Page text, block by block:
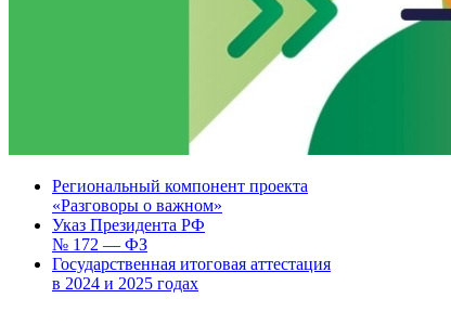
Региональный компонент проекта
«Разговоры о важном»
Указ Президента РФ
№ 172 — ФЗ
Государственная итоговая аттестация
в 2024 и 2025 годах